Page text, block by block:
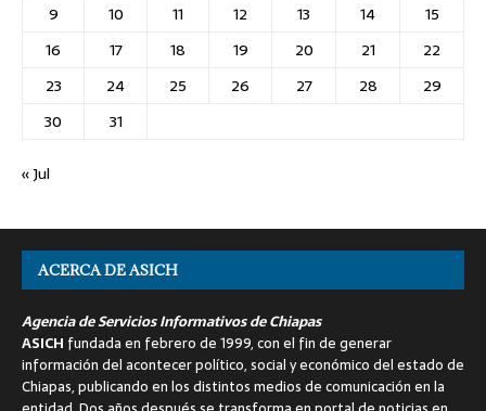
9
10 11 12 13 14
15
16
17 18 19 20 21
22
23
24 25 26 27 28
29
30
31
« Jul
ACERCA DE ASICH
Agencia de Servicios Informativos de Chiapas
ASICH fundada en febrero de 1999, con el fin de generar
información del acontecer político, social y económico del estado de
Chiapas, publicando en los distintos medios de comunicación en la